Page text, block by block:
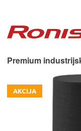
Premium
AKCIJA